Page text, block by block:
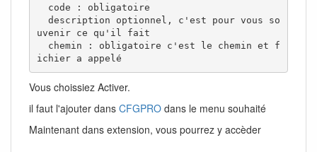
uvenir ce qu'il fait
ichier a appelé
Vous choissiez Activer.
il faut l'ajouter dans CFGPRO dans le menu souhaité
Maintenant dans extension, vous pourrez y accèder